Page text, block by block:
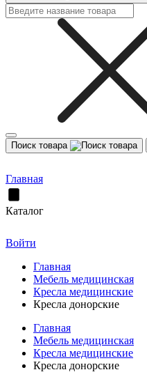
Поиск товара
Главная
Каталог
Войти
Главная
Мебель медицинская
Кресла медицинские
Кресла донорские
Главная
Мебель медицинская
Кресла медицинские
Кресла донорские